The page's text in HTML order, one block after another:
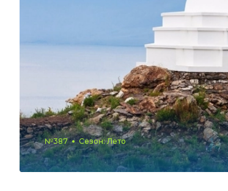
№387 Сезон: Лето